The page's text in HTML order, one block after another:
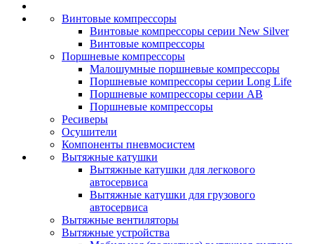
Винтовые компрессоры
Винтовые компрессоры серии New Silver
Винтовые компрессоры
Поршневые компрессоры
Малошумные поршневые компрессоры
Поршневые компрессоры серии Long Life
Поршневые компрессоры серии AB
Поршневые компрессоры
Ресиверы
Осушители
Компоненты пневмосистем
Вытяжные катушки
Вытяжные катушки для легкового
автосервиса
Вытяжные катушки для грузового
автосервиса
Вытяжные вентиляторы
Вытяжные устройства